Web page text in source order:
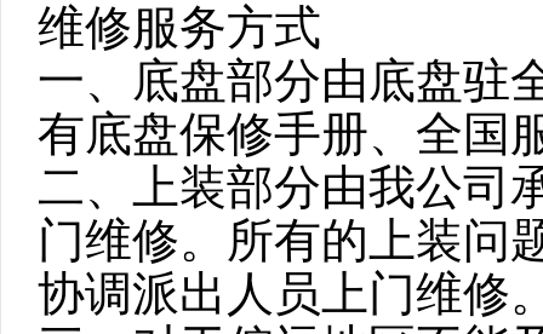
维修服务方式
一、底盘部分由底盘驻
有底盘保修手册、全国
二、上装部分由我公司
门维修。所有的上装问
协调派出人员上门维修